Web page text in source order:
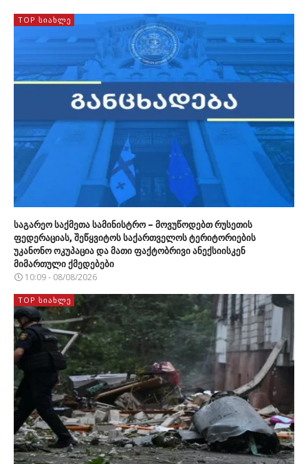
TOP ᲡᲘᲐᲮᲚᲔ
საგარეო საქმეთა სამინისტრო – მოვუწოდებთ რუსეთის
ფედერაციას, შეწყვიტოს საქართველოს ტერიტორიების
უკანონო ოკუპაცია და მათი ფაქტობრივი ანექსიისკენ
მიმართული ქმედებები
10:09 - 08/08/2026
TOP ᲡᲘᲐᲮᲚᲔ